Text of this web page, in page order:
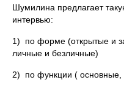
Шумилина предлагает
интервью:
1) по форме (открытые и
личные и безличные)
2) по функции (